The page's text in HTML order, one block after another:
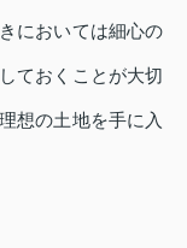
においては細心の
ておくことが大切
想の土地を手に入